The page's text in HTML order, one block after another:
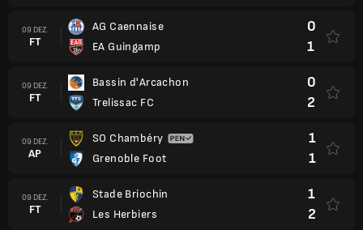
09 DEZ.
FT
AG Caennaise
EA Guingamp
0
1
09 DEZ.
FT
Bassin d'Arcachon
Trelissac FC
0
2
09 DEZ.
AP
SO Chambéry
Grenoble Foot
1
1
09 DEZ.
FT
Stade Briochin
Les Herbiers
1
2